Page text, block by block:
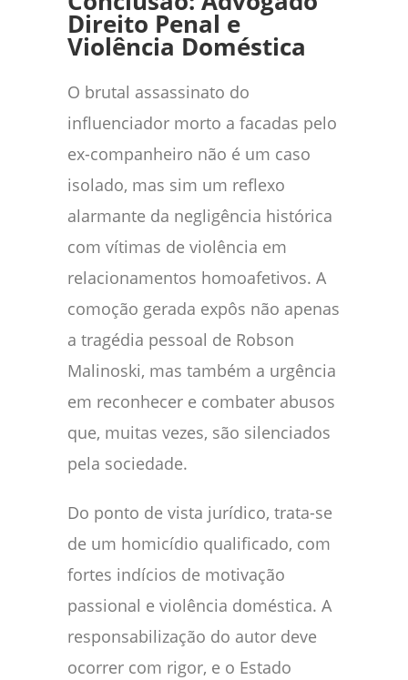
Direito Penal e
Violência Doméstica
O brutal assassinato do
influenciador morto a facadas pelo
ex-companheiro não é um caso
isolado, mas sim um reflexo
alarmante da negligência histórica
com vítimas de violência em
relacionamentos homoafetivos. A
comoção gerada expôs não apenas
a tragédia pessoal de Robson
Malinoski, mas também a urgência
em reconhecer e combater abusos
que, muitas vezes, são silenciados
pela sociedade.
Do ponto de vista jurídico, trata-se
de um homicídio qualificado, com
fortes indícios de motivação
passional e violência doméstica. A
responsabilização do autor deve
ocorrer com rigor, e o Estado